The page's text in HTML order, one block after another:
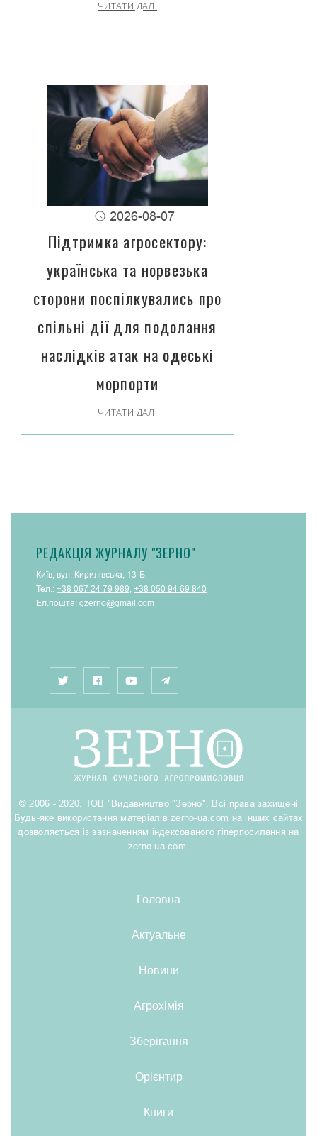
ЧИТАТИ ДАЛІ
2026-08-07
Підтримка агросектору:
українська та норвезька
сторони поспілкувались про
спільні дії для подолання
наслідків атак на одеські
морпорти
ЧИТАТИ ДАЛІ
РЕДАКЦІЯ ЖУРНАЛУ "ЗЕРНО"
Київ, вул. Кирилівська, 13-Б
Тел.: +38 067 24 79 989 +38 050 94 69 840
Ел.пошта: gzerno@gmail.com
© 2006 - 2020. ТОВ "Видавництво "Зерно". Всі права захищені
Будь-яке використання матеріалів zerno-ua.com на інших сайтах
дозволяється із зазначенням індексованого гіперпосилання на
zerno-ua.com.
Головна
Актуальне
Новини
Агрохімія
Зберігання
Орієнтир
Книги